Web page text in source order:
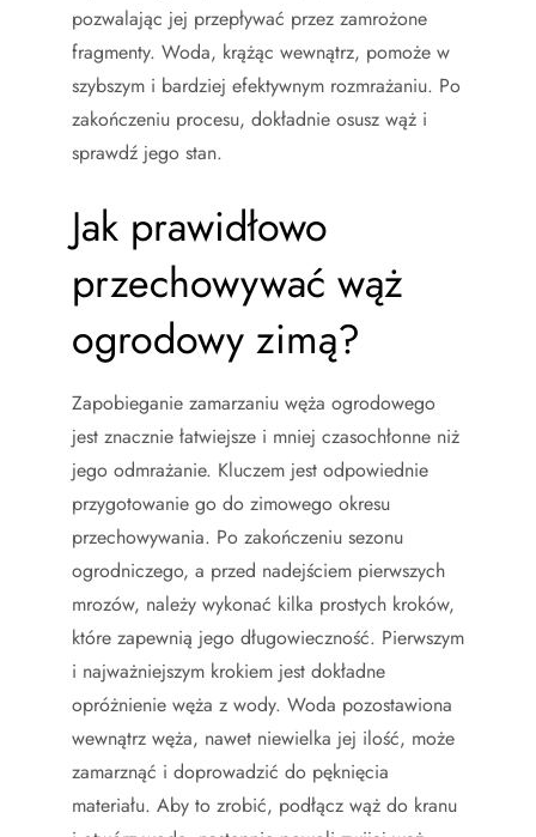
pozwalając jej przepływać przez zamrożone
fragmenty. Woda, krążąc wewnątrz, pomoże w
szybszym i bardziej efektywnym rozmrażaniu. Po
zakończeniu procesu, dokładnie osusz wąż i
sprawdź jego stan.
Jak prawidłowo
przechowywać wąż
ogrodowy zimą?
Zapobieganie zamarzaniu węża ogrodowego
jest znacznie łatwiejsze i mniej czasochłonne niż
jego odmrażanie. Kluczem jest odpowiednie
przygotowanie go do zimowego okresu
przechowywania. Po zakończeniu sezonu
ogrodniczego, a przed nadejściem pierwszych
mrozów, należy wykonać kilka prostych kroków,
które zapewnią jego długowieczność. Pierwszym
i najważniejszym krokiem jest dokładne
opróżnienie węża z wody. Woda pozostawiona
wewnątrz węża, nawet niewielka jej ilość, może
zamarznąć i doprowadzić do pęknięcia
materiału. Aby to zrobić, podłącz wąż do kranu